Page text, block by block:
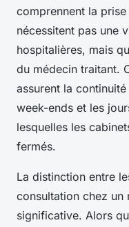
comprennent la
nécessitent pas une
hospitalières, mais
du médecin traitant.
assurent la
week-ends et les
lesquelles les
fermés.
La distinction entre
consultation chez un
significative. Alors